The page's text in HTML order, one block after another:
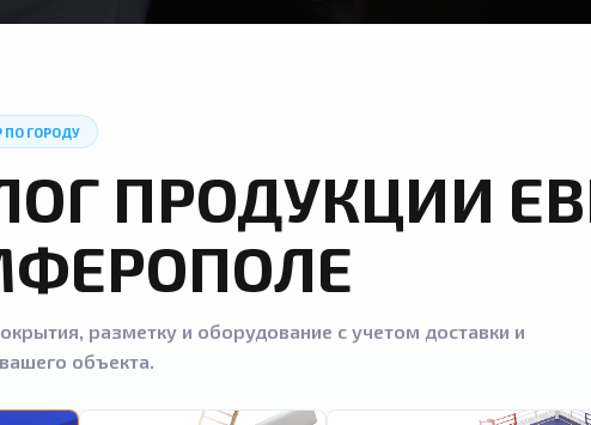
ПО ГОРОДУ
ПРОДУКЦИИ
разметку и оборудование с учетом доставки и
объекта.